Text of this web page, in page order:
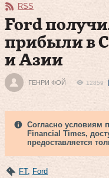
RSS
Ford
прибыли в
и Азии
ГЕНРИ ФОЙ 12859
Согласно условиям
Financial Times,
предоставляется
FT, Ford